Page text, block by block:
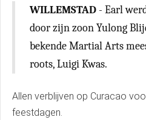
WILLEMSTAD - Earl
door zijn zoon Yulong
bekende Martial Arts
roots, Luigi Kwas.
Allen verblijven op Curacao
feestdagen.